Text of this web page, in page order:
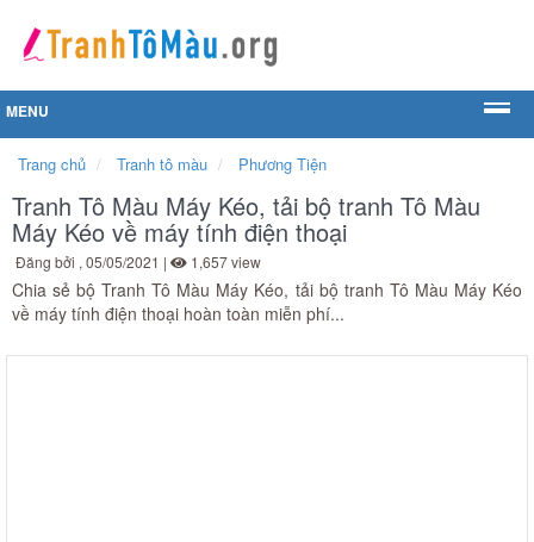
MENU
Trang chủ Tranh tô màu Phương Tiện
Tranh Tô Màu Máy Kéo, tải bộ tranh Tô Màu
Máy Kéo về máy tính điện thoại
Đăng bởi , 05/05/2021 | 1,657 view
Chia sẻ bộ Tranh Tô Màu Máy Kéo, tải bộ tranh Tô Màu Máy Kéo
về máy tính điện thoại hoàn toàn miễn phí...